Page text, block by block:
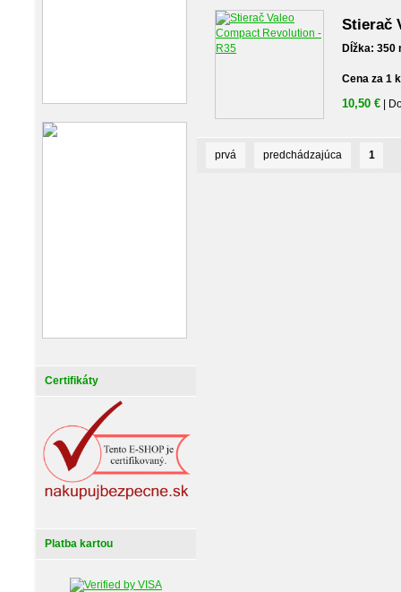
Certifikáty
Platba kartou
Stierač
Dĺžka: 350
Cena za 1
10,50 € |
prvá predchádzajúca 1